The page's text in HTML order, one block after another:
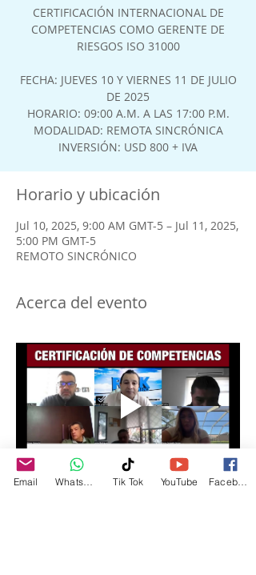
CERTIFICACIÓN INTERNACIONAL DE
COMPETENCIAS COMO GERENTE DE
RIESGOS ISO 31000
FECHA: JUEVES 10 Y VIERNES 11 DE JULIO
DE 2025
HORARIO: 09:00 A.M. A LAS 17:00 P.M.
MODALIDAD: REMOTA SINCRÓNICA
Horario y ubicación
Jul 10, 2025, 9:00 AM GMT-5 – Jul 11, 2025,
5:00 PM GMT-5
REMOTO SINCRÓNICO
Acerca del evento
Email Tik Tok YouTube